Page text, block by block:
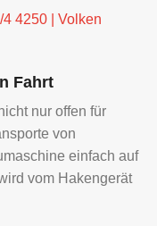
Fahrt
nur offen für
von
einfach auf
vom Hakengerät